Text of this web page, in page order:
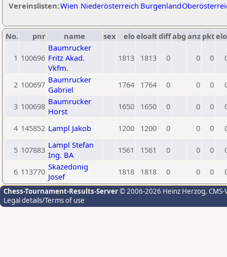
Vereinslisten:Wien Niederösterreich Burgenland
No. pnr name sex eloeloaltdiffabg anz pkt
1 100696
Baumrucker
Fritz Akad.
Vkfm.
1813 1813 0 0 0
2 100697 Baumrucker
Gabriel
1764 1764 0 0 0
3 100698 Baumrucker
Horst
1650 1650 0 0 0
4 145852 Lampl Jakob 1200 1200 0 0 0
5 107883 Lampl Stefan
Ing. BA
1561 1561 0 0 0
6 113770 Skazedonig
Josef
1818 1818 0 0 0
Chess-Tournament-Results-Server© 2006-2026 Heinz Herzog,
Legal details/Terms of use